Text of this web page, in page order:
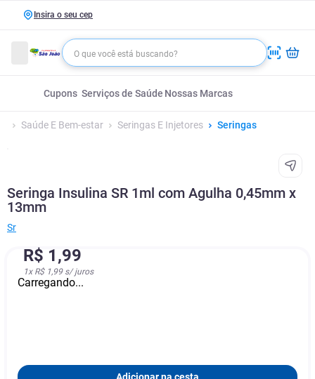
Insira o seu cep
Cupons Serviços de Saúde Nossas Marcas
Saúde E Bem-estar Seringas E Injetores Seringas
Seringa Insulina SR 1ml com Agulha 0,45mm x
13mm
Sr
R$ 1,99
1x R$ 1,99s/ juros
Carregando...